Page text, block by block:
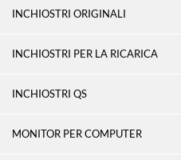
INCHIOSTRI ORIGINALI
INCHIOSTRI PER LA RICARICA
INCHIOSTRI QS
MONITOR PER COMPUTER